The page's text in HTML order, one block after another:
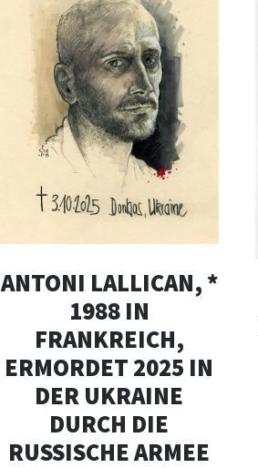
ANTONI LALLICAN, *
1988 IN
FRANKREICH,
ERMORDET 2025 IN
DER UKRAINE
DURCH DIE
RUSSISCHE ARMEE